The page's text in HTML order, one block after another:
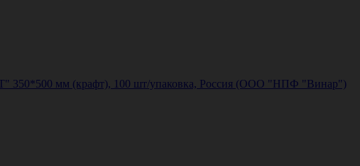
350*500 мм (крафт), 100 шт/упаковка, Россия (ООО "НПФ "Винар")